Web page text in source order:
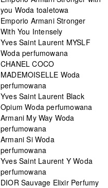
you Woda toaletowa
Emporio Armani Stronger
With You Intensely
Yves Saint Laurent MYSLF
Woda perfumowana
CHANEL COCO
MADEMOISELLE Woda
perfumowana
Yves Saint Laurent Black
Opium Woda perfumowana
Armani My Way Woda
perfumowana
Armani Si Woda
perfumowana
Yves Saint Laurent Y Woda
perfumowana
DIOR Sauvage Elixir Perfumy